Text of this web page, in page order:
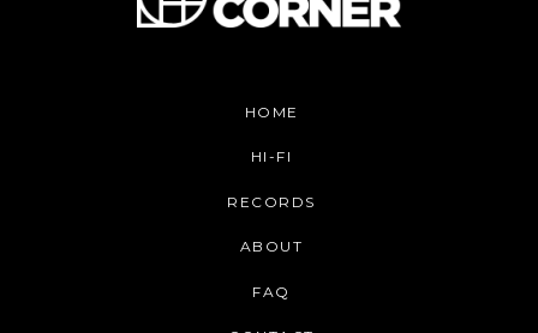
HOME
HI-FI
RECORDS
ABOUT
FAQ